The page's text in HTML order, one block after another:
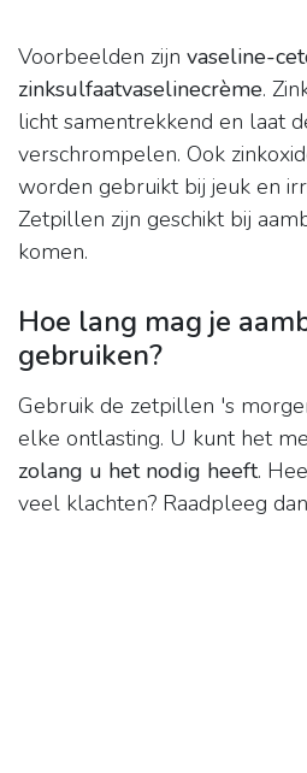
Voorbeelden zijn vaseline-
zinksulfaatvaselinecrème.
licht samentrekkend en laat
verschrompelen. Ook
worden gebruikt bij jeuk en
Zetpillen zijn geschikt bij
komen.
Hoe lang mag je
gebruiken?
Gebruik de zetpillen 's
elke ontlasting. U kunt het
zolang u het nodig heeft.
veel klachten? Raadpleeg